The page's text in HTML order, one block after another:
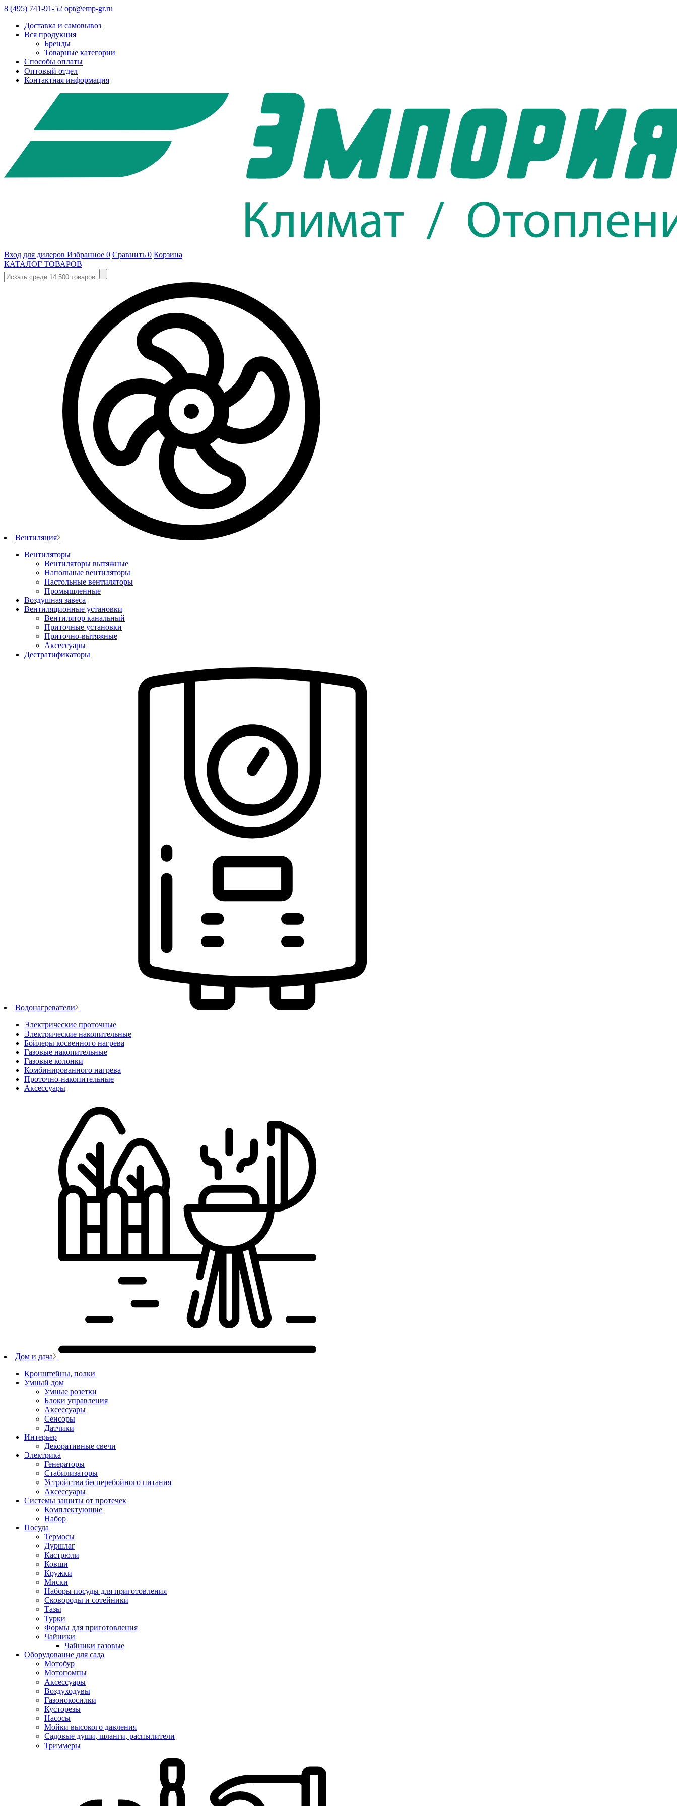
8 (495) 741-91-52 opt@emp-gr.ru
Доставка и самовывоз
Вся продукция
Бренды
Товарные категории
Способы оплаты
Оптовый отдел
Контактная информация
Вход для дилеров Избранное 0 Сравнить 0 Корзина
КАТАЛОГ ТОВАРОВ
Вентиляция
Вентиляторы
Вентиляторы вытяжные
Напольные вентиляторы
Настольные вентиляторы
Промышленные
Воздушная завеса
Вентиляционные установки
Вентилятор канальный
Приточные установки
Приточно-вытяжные
Аксессуары
Дестратификаторы
Водонагреватели
Электрические проточные
Электрические накопительные
Бойлеры косвенного нагрева
Газовые накопительные
Газовые колонки
Комбинированного нагрева
Проточно-накопительные
Аксессуары
Дом и дача
Кронштейны, полки
Умный дом
Умные розетки
Блоки управления
Аксессуары
Сенсоры
Датчики
Интерьер
Декоративные свечи
Электрика
Генераторы
Стабилизаторы
Устройства бесперебойного питания
Аксессуары
Системы защиты от протечек
Комплектующие
Набор
Посуда
Термосы
Дуршлаг
Кастрюли
Ковши
Кружки
Миски
Наборы посуды для приготовления
Сковороды и сотейники
Тазы
Турки
Формы для приготовления
Чайники
Чайники газовые
Оборудование для сада
Мотобур
Мотопомпы
Аксессуары
Воздуходувы
Газонокосилки
Кусторезы
Насосы
Мойки высокого давления
Садовые души, шланги, распылители
Триммеры